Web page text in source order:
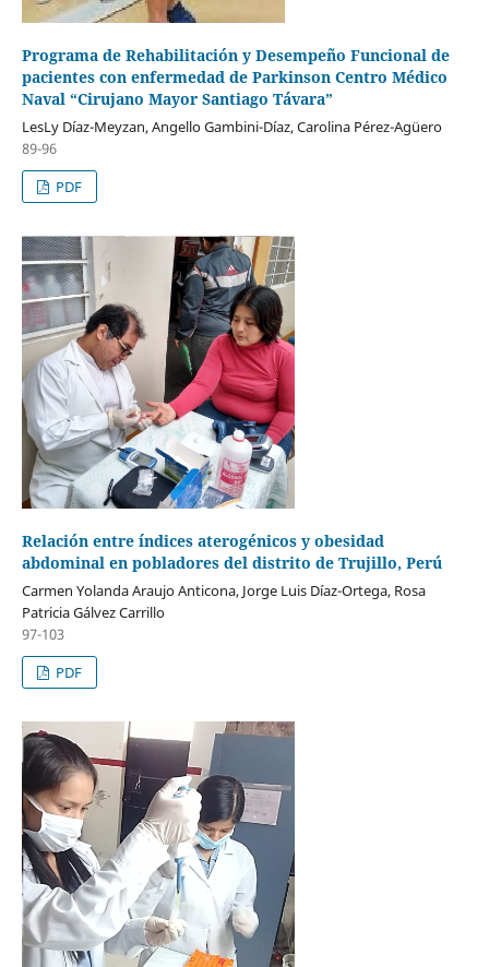
Programa de Rehabilitación y Desempeño Funcional de
pacientes con enfermedad de Parkinson Centro Médico
Naval “Cirujano Mayor Santiago Távara”
LesLy Díaz-Meyzan, Angello Gambini-Díaz, Carolina Pérez-Agüero
89-96
PDF
Relación entre índices aterogénicos y obesidad
abdominal en pobladores del distrito de Trujillo, Perú
Carmen Yolanda Araujo Anticona, Jorge Luis Díaz-Ortega, Rosa
Patricia Gálvez Carrillo
97-103
PDF